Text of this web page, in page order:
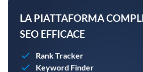
LA PIATTAFORMA
SEO EFFICACE
Rank Tracker
Keyword Finder